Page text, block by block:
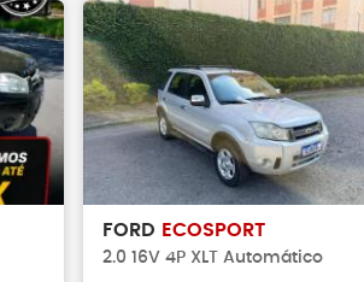
FORD ECOSPORT
2.0 16V 4P XLT Automático